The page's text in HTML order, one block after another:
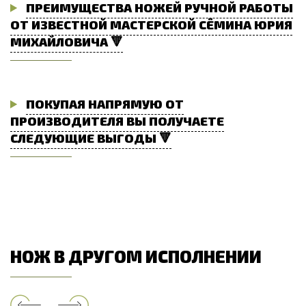
ПРЕИМУЩЕСТВА НОЖЕЙ РУЧНОЙ РАБОТЫ
ОТ ИЗВЕСТНОЙ МАСТЕРСКОЙ СЁМИНА ЮРИЯ
МИХАЙЛОВИЧА 🔻
ПОКУПАЯ НАПРЯМУЮ ОТ
ПРОИЗВОДИТЕЛЯ ВЫ ПОЛУЧАЕТЕ
СЛЕДУЮЩИЕ ВЫГОДЫ 🔻
НОЖ В ДРУГОМ ИСПОЛНЕНИИ